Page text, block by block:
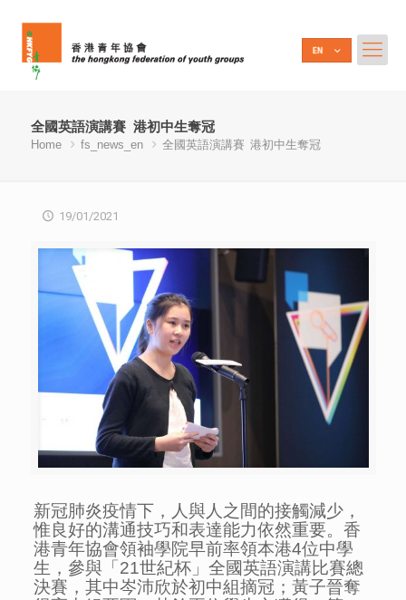
全國英語演講賽 港初中生奪冠
Home fs_news_en 全國英語演講賽 港初中生奪冠
19/01/2021
新冠肺炎疫情下，人與人之間的接觸減少，
惟良好的溝通技巧和表達能力依然重要。香
港青年協會領袖學院早前率領本港4位中學
生，參與「21世紀杯」全國英語演講比賽總
決賽，其中岑沛欣於初中組摘冠；黃子晉奪